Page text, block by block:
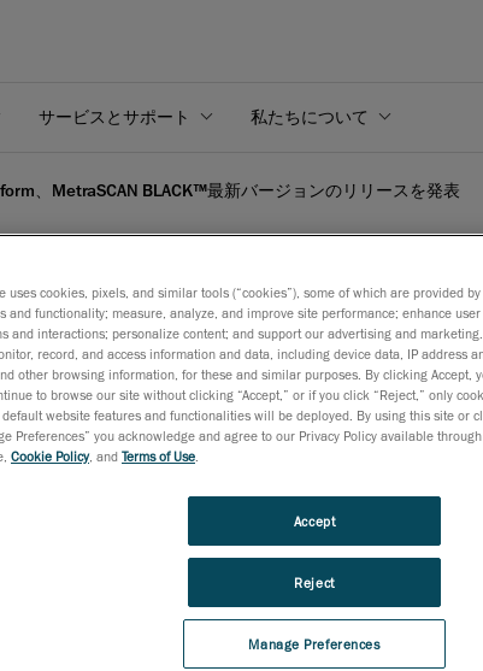
サービスとサポート 私たちについて
、MetraSCAN BLACK™最新バージョンのリリースを発表
BLACK™最新バ
6月23日
場での品質管理という過酷な条件での使用に最適な
の最新バージョンは、15本のブルーレーザー
像度、スキャン速度のさらなる高速化や即時起動に加
ブル自動3D測定ソリューションの分野で世界をリード
場で即メトロロジー・グレードの3D測定および検査が
最新ラインナップの発売を本日発表しました。最速
uses cookies, pixels, and similar tools (“cookies”), some of which are provided
and functionality; measure, analyze, and improve site performance; enhance
and interactions; personalize content; and support our advertising and
record, and access information and data, including device data, IP address
other browsing information, for these and similar purposes. By clicking Accept,
to browse our site without clicking “Accept,” or if you click “Reject,” only
website features and functionalities will be deployed. By using this site or
Preferences” you acknowledge and agree to our Privacy Policy available
Cookie Policy, and Terms of Use
Manage Preferences
Reject
Accept